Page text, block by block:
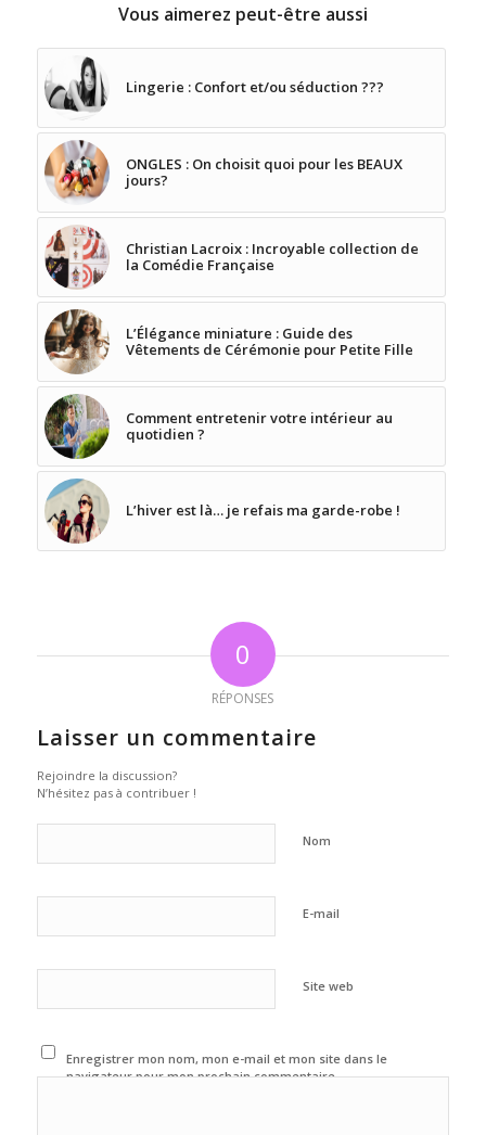
Vous aimerez peut-être aussi
Lingerie : Confort et/ou séduction ???
ONGLES : On choisit quoi pour les BEAUX
jours?
Christian Lacroix : Incroyable collection de
la Comédie Française
L’Élégance miniature : Guide des
Vêtements de Cérémonie pour Petite Fille
Comment entretenir votre intérieur au
quotidien ?
L’hiver est là… je refais ma garde-robe !
0
RÉPONSES
Laisser un commentaire
Rejoindre la discussion?
N’hésitez pas à contribuer !
Nom
E-mail
Site web
Enregistrer mon nom, mon e-mail et mon site dans le
navigateur pour mon prochain commentaire.